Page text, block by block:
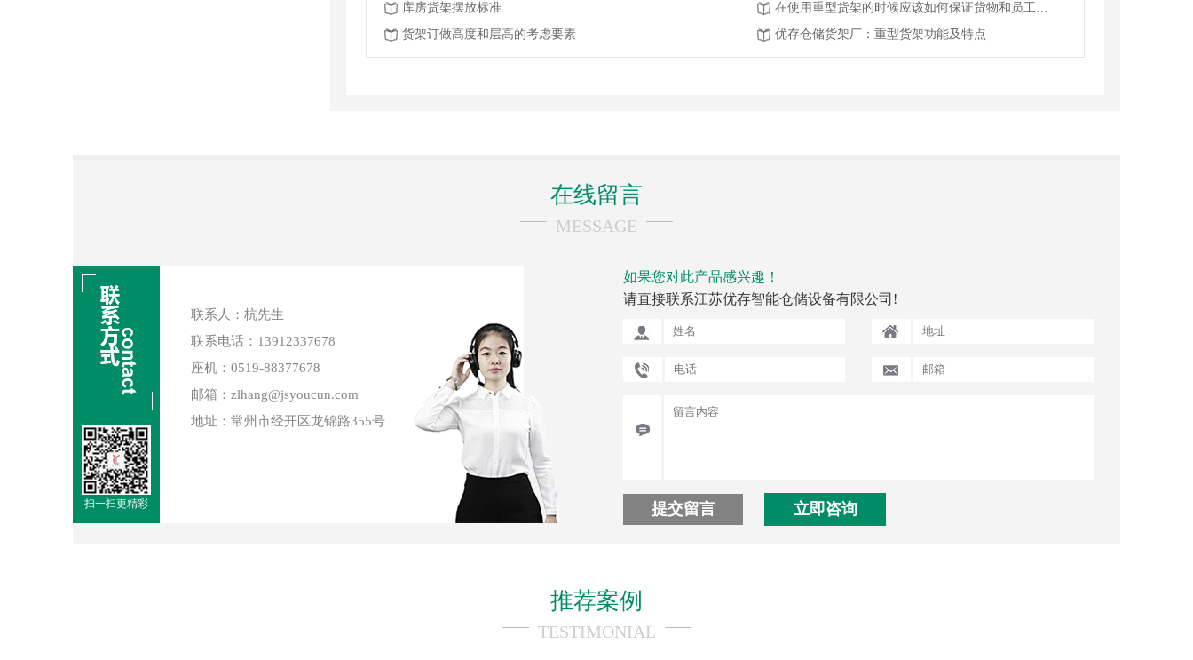
库房货架摆放标准
在使用重型货架的时候应该如何保证货物和员工的安全
货架订做高度和层高的考虑要素
优存仓储货架厂：重型货架功能及特点
在线留言
MESSAGE
扫一扫更精彩
联系人：杭先生
联系电话：13912337678
座机：0519-88377678
邮箱：zlhang@jsyoucun.com
地址：常州市经开区龙锦路355号
如果您对此产品感兴趣！
请直接联系江苏优存智能仓储设备有限公司!
提交留言 立即咨询
推荐案例
TESTIMONIAL